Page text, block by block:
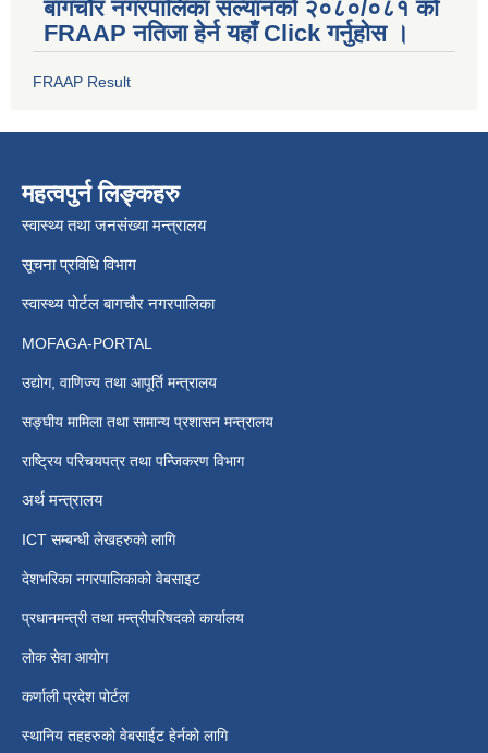
बागचौर नगरपालिका सल्यानको २०८०/०८१ को
FRAAP नतिजा हेर्न यहाँ Click गर्नुहोस ।
FRAAP Result
महत्वपुर्न लिङ्कहरु
स्वास्थ्य तथा जनसंख्या मन्त्रालय
सूचना प्रविधि विभाग
स्वास्थ्य पोर्टल बागचौर नगरपालिका
MOFAGA-PORTAL
उद्योग, वाणिज्य तथा आपूर्ति मन्त्रालय
सङ्घीय मामिला तथा सामान्य प्रशासन मन्त्रालय
राष्ट्रिय परिचयपत्र तथा पन्जिकरण विभाग
अर्थ मन्त्रालय
ICT सम्बन्धी लेखहरुको लागि
देशभरिका नगरपालिकाको वेबसाइट
प्रधानमन्त्री तथा मन्त्रीपरिषदको कार्यालय
लोक सेवा आयोग
कर्णाली प्रदेश पोर्टल
स्थानिय तहहरुको वेबसाईट हेर्नको लागि